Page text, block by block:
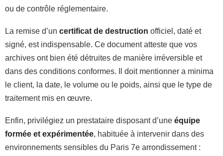
ou de contrôle réglementaire.
La remise d’un certificat de destruction officiel, daté et
signé, est indispensable. Ce document atteste que vos
archives ont bien été détruites de manière irréversible et
dans des conditions conformes. Il doit mentionner a minima
le client, la date, le volume ou le poids, ainsi que le type de
traitement mis en œuvre.
Enfin, privilégiez un prestataire disposant d’une équipe
formée et expérimentée, habituée à intervenir dans des
environnements sensibles du Paris 7e arrondissement :